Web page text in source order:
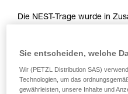
Die NEST-Trage wurde in
kann horizontal, vertikal oder
des Verletzten. Sie ist für die
insbesondere in Bereichen
Sie entscheiden, welche
Wir (PETZL Distribution SAS)
Technologien, um das
gewährleisten, unsere Inhalte und